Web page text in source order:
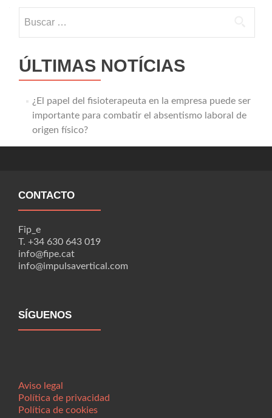
ÚLTIMAS NOTÍCIAS
¿El papel del fisioterapeuta en la empresa puede ser
importante para combatir el absentismo laboral de
origen físico?
CONTACTO
Fip_e
T. +34 630 643 019
info@fipe.cat
info@impulsavertical.com
SÍGUENOS
Aviso legal
Política de privacidad
Política de cookies